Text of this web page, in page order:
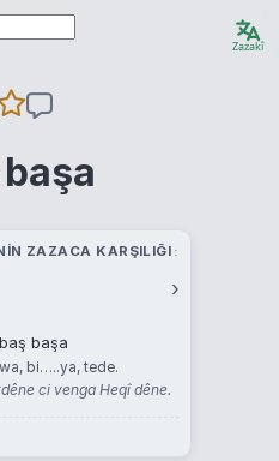
Zazakî
ZAZACA KARŞILIĞI
›
başa
bi…..ya, tede.
ci venga Heqî dêne.